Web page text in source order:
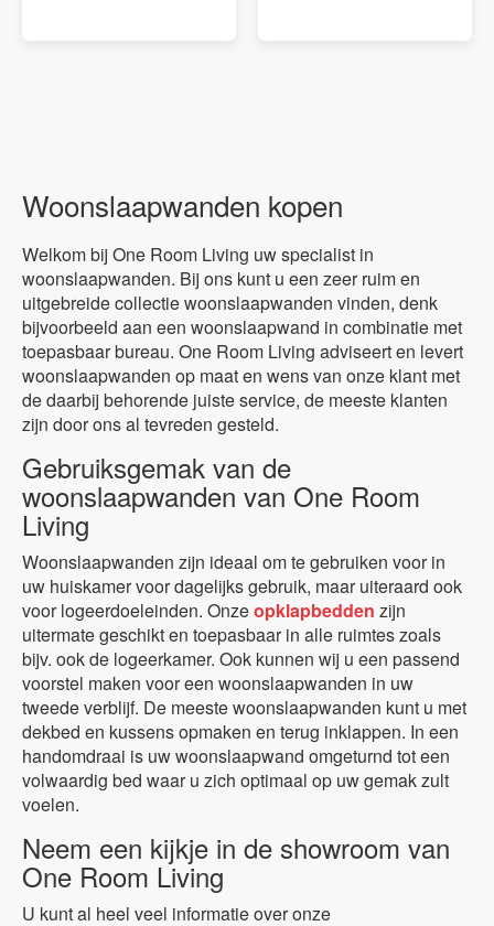
Woonslaapwanden kopen
Welkom bij One Room Living uw specialist in
woonslaapwanden. Bij ons kunt u een zeer ruim en
uitgebreide collectie woonslaapwanden vinden, denk
bijvoorbeeld aan een woonslaapwand in combinatie met
toepasbaar bureau. One Room Living adviseert en levert
woonslaapwanden op maat en wens van onze klant met
de daarbij behorende juiste service, de meeste klanten
zijn door ons al tevreden gesteld.
Gebruiksgemak van de
woonslaapwanden van One Room
Living
Woonslaapwanden zijn ideaal om te gebruiken voor in
uw huiskamer voor dagelijks gebruik, maar uiteraard ook
voor logeerdoeleinden. Onzeopklapbedden zijn
uitermate geschikt en toepasbaar in alle ruimtes zoals
bijv. ook de logeerkamer. Ook kunnen wij u een passend
voorstel maken voor een woonslaapwanden in uw
tweede verblijf. De meeste woonslaapwanden kunt u met
dekbed en kussens opmaken en terug inklappen. In een
handomdraai is uw woonslaapwand omgeturnd tot een
volwaardig bed waar u zich optimaal op uw gemak zult
voelen.
Neem een kijkje in de showroom van
One Room Living
U kunt al heel veel informatie over onze